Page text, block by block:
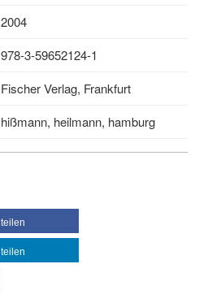
2004
978-3-59652124-1
Fischer Verlag, Frankfurt
hißmann, heilmann, hamburg
teilen
teilen